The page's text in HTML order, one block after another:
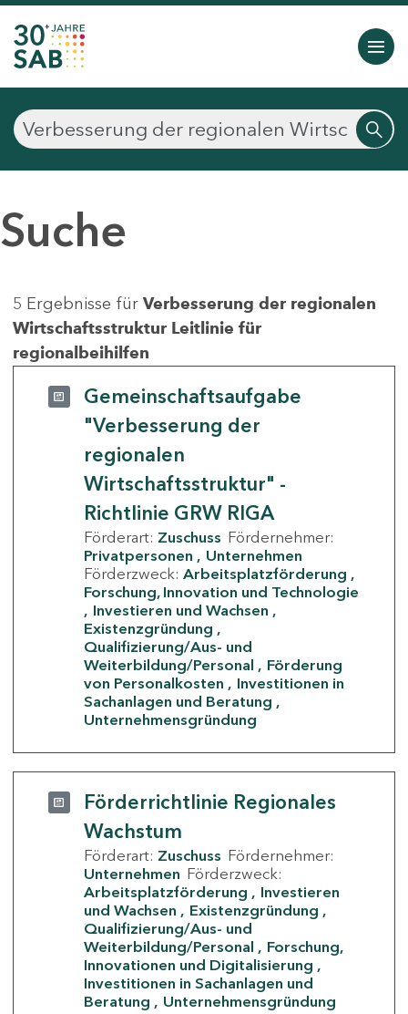
Suche
5 Ergebnisse für Verbesserung der regionalen
Wirtschaftsstruktur Leitlinie für
regionalbeihilfen
Gemeinschaftsaufgabe
"Verbesserung der
regionalen
Wirtschaftsstruktur" -
Richtlinie GRW RIGA
Förderart: Zuschuss Fördernehmer:
Privatpersonen
Unternehmen
Förderzweck: Arbeitsplatzförderung
Forschung, Innovation und Technologie
Investieren und Wachsen
Existenzgründung
Qualifizierung/Aus- und
Weiterbildung/Personal
Förderung
von Personalkosten
Investitionen in
Sachanlagen und Beratung
Unternehmensgründung
Förderrichtlinie Regionales
Wachstum
Förderart: Zuschuss Fördernehmer:
Unternehmen Förderzweck:
Arbeitsplatzförderung
Investieren
und Wachsen
Existenzgründung
Qualifizierung/Aus- und
Weiterbildung/Personal
Forschung,
Innovationen und Digitalisierung
Investitionen in Sachanlagen und
Beratung
Unternehmensgründung